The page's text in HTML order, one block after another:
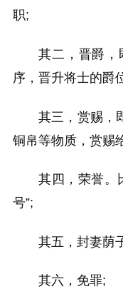
职;
其二，晋爵，
序，晋升将士的爵
其三，赏赐，
铜帛等物质，赏赐
其四，荣誉。
号”;
其五，封妻荫
其六，免罪;